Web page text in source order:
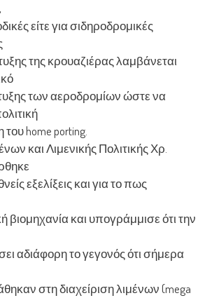
είτε για σιδηροδρομικές
της κρουαζιέρας λαμβάνεται
των αεροδρομίων ώστε να
home porting.
και Λιμενικής Πολιτικής Χρ.
εξελίξεις και για το πως
βιομηχανία και υπογράμμισε ότι την
αδιάφορη το γεγονός ότι σήμερα
στη διαχείριση λιμένων (mega